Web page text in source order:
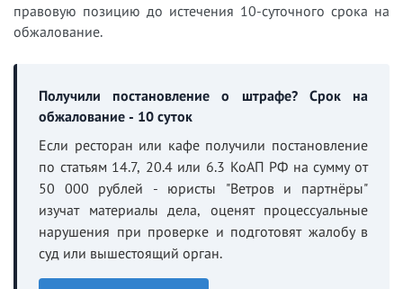
правовую позицию до истечения 10-суточного срока на
обжалование.
Получили постановление о штрафе? Срок на
обжалование - 10 суток
Если ресторан или кафе получили постановление
по статьям 14.7, 20.4 или 6.3 КоАП РФ на сумму от
50 000 рублей - юристы "Ветров и партнёры"
изучат материалы дела, оценят процессуальные
нарушения при проверке и подготовят жалобу в
суд или вышестоящий орган.